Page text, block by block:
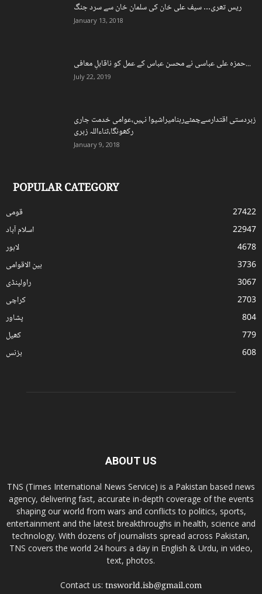
ریس تھری… سیف علی خان کی سلمان خان سے سرد جنگ
January 13, 2018
حمزہ علی عباسی نے محسن عباس کے عمل کو ناقابلِ معافی...
July 22, 2019
زبردستی اقتدارسےچمٹےرہنامیراشیوا نہیں،عوامی خدمت جاری
رکھونگا،ثناءاللہ زہری
January 9, 2018
POPULAR CATEGORY
قومی
27422
اسلام آباد
22947
لاہور
4678
بین الاقوامی
3736
راولپنڈی
3067
کراچی
2703
پشاور
804
کھیل
779
بزنس
608
ABOUT US
TNS (Times International News Service) is a Pakistan based news
agency, delivering fast, accurate in-depth coverage of the events
shaping our world from wars and conflicts to politics, sports,
entertainment and the latest breakthroughs in health, science and
technology. With dozens of journalists spread across Pakistan,
TNS covers the world 24 hours a day in English & Urdu, in video,
text, photos.
Contact us: tnsworld.isb@gmail.com